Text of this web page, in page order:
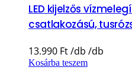
LED kijelzős
csatlakozású,
13.990 Ft
Kosárba teszem